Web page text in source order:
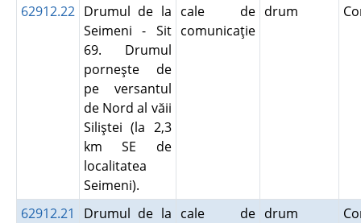
62912.22 Drumul de la
Seimeni - Sit
69. Drumul
porneşte de
pe versantul
de Nord al văii
Siliştei (la 2,3
km SE de
localitatea
Seimeni).
cale de
comunicaţie
drum
62912.21
Drumul de la cale de drum